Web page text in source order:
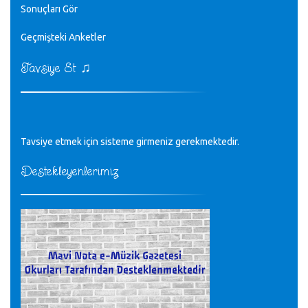
♪
sayın müfit bey bilgilerinizi kontrol edi 6440 sayılı cso
CÜNEYT BALKIZ - 15.11.2022
Sonuçları Gör
Geçmişteki Anketler
Tavsiye Et ♫
Tavsiye etmek için sisteme girmeniz gerekmektedir.
Destekleyenlerimiz